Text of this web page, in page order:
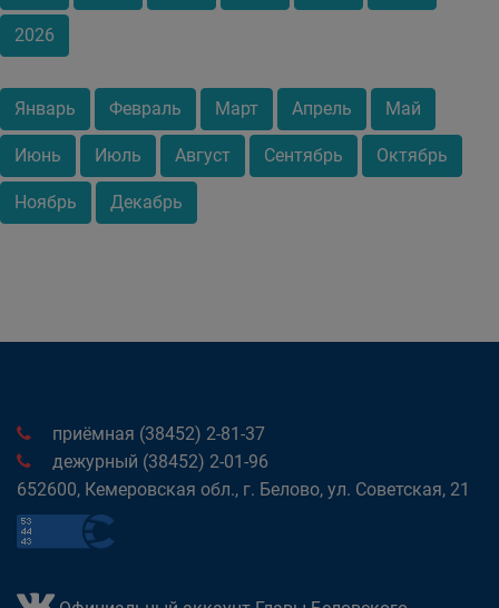
2026
Январь Февраль Март Апрель Май
Июнь Июль Август Сентябрь Октябрь
Ноябрь Декабрь
приёмная (38452) 2-81-37
дежурный (38452) 2-01-96
652600, Кемеровская обл., г. Белово, ул. Советская, 21